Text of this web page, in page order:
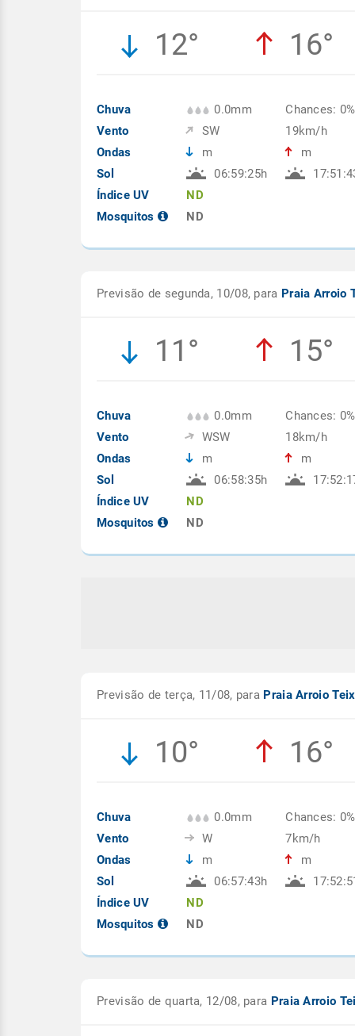
12° 16°
Chuva
Vento
Ondas
Sol
Índice UV
Mosquitos
0.0mm
SW
m
06:59:25h
ND
ND
Chances: 0%
19km/h
m
Previsão de segunda, 10/08, para Praia Arroio
11° 15°
Chuva
Vento
Ondas
Sol
Índice UV
Mosquitos
0.0mm
WSW
m
06:58:35h
ND
ND
Chances: 0%
18km/h
m
Previsão de terça, 11/08, para Praia Arroio
10° 16°
Chuva
Vento
Ondas
Sol
Índice UV
Mosquitos
0.0mm
W
m
06:57:43h
ND
ND
Chances: 0%
7km/h
m
Previsão de quarta, 12/08, para Praia Arroio